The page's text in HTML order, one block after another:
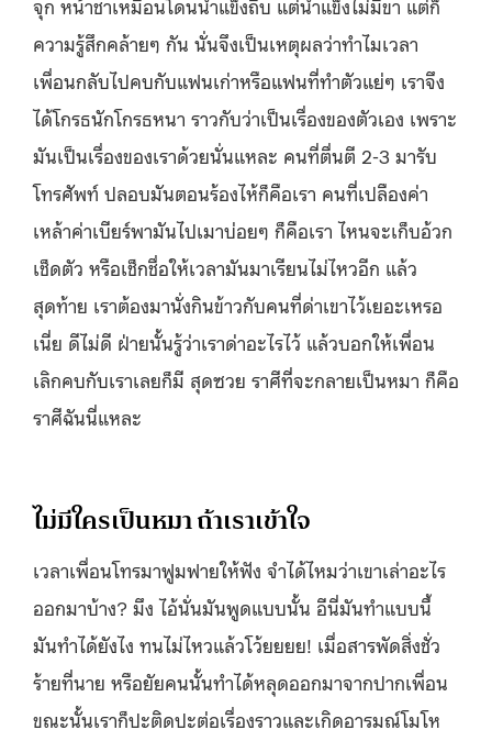
ความรู้สึกคล้ายๆ กัน นั่นจึงเป็นเหตุผลว่าทำไมเวลา
เพื่อนกลับไปคบกับแฟนเก่าหรือแฟนที่ทำตัวแย่ๆ เราจึง
ได้โกรธนักโกรธหนา ราวกับว่าเป็นเรื่องของตัวเอง เพราะ
มันเป็นเรื่องของเราด้วยนั่นแหละ คนที่ตื่นตี 2-3 มารับ
โทรศัพท์ ปลอบมันตอนร้องไห้ก็คือเรา คนที่เปลืองค่า
เหล้าค่าเบียร์พามันไปเมาบ่อยๆ ก็คือเรา ไหนจะเก็บอ้วก
เช็ดตัว หรือเช็กชื่อให้เวลามันมาเรียนไม่ไหวอีก แล้ว
สุดท้าย เราต้องมานั่งกินข้าวกับคนที่ด่าเขาไว้เยอะเหรอ
เนี่ย ดีไม่ดี ฝ่ายนั้นรู้ว่าเราด่าอะไรไว้ แล้วบอกให้เพื่อน
เลิกคบกับเราเลยก็มี สุดซวย ราศีที่จะกลายเป็นหมา ก็คือ
ราศีฉันนี่แหละ
ไม่มีใครเป็นหมา ถ้าเราเข้าใจ
เวลาเพื่อนโทรมาฟูมฟายให้ฟัง จำได้ไหมว่าเขาเล่าอะไร
ออกมาบ้าง? มึง ไอ้นั่นมันพูดแบบนั้น อีนี่มันทำแบบนี้
มันทำได้ยังไง ทนไม่ไหวแล้วโว้ยยยย! เมื่อสารพัดสิ่งชั่ว
ร้ายที่นาย หรือยัยคนนั้นทำได้หลุดออกมาจากปากเพื่อน
ขณะนั้นเราก็ปะติดปะต่อเรื่องราวและเกิดอารมณ์โมโห